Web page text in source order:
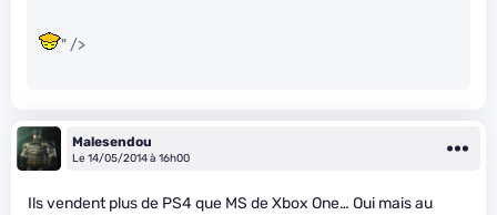
" />
Malesendou
Le 14/05/2014 à 16h00
Ils vendent plus de PS4 que MS de Xbox One… Oui mais au